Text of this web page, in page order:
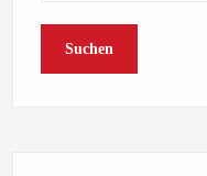
Suchen